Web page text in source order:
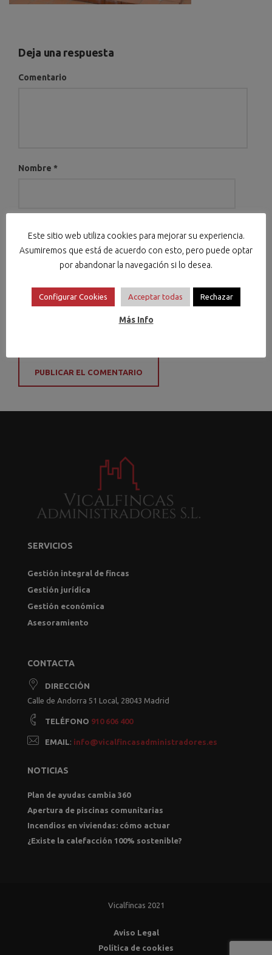
Deja una respuesta
Comentario
Nombre *
Correo electrónico*
SERVICIOS
Gestión integral de fincas
Gestión jurídica
Gestión económica
Asesoramiento
CONTACTA
DIRECCIÓN
Calle de Andorra 51 Local, 28043 Madrid
TELÉFONO 910 606 400
EMAIL: info@vicalfincasadministradores.es
NOTICIAS
Plan de ayudas cambia 360
Apertura de piscinas comunitarias
Incendios en viviendas: cómo actuar
¿Existe la calefacción 100% sostenible?
Vicalfincas 2021
Aviso Legal
Política de cookies
Este sitio web utiliza cookies para mejorar su experiencia.
Asumiremos que está de acuerdo con esto, pero puede optar
por abandonar la navegación si lo desea.
Configurar Cookies Acceptar todas Rechazar
Más Info